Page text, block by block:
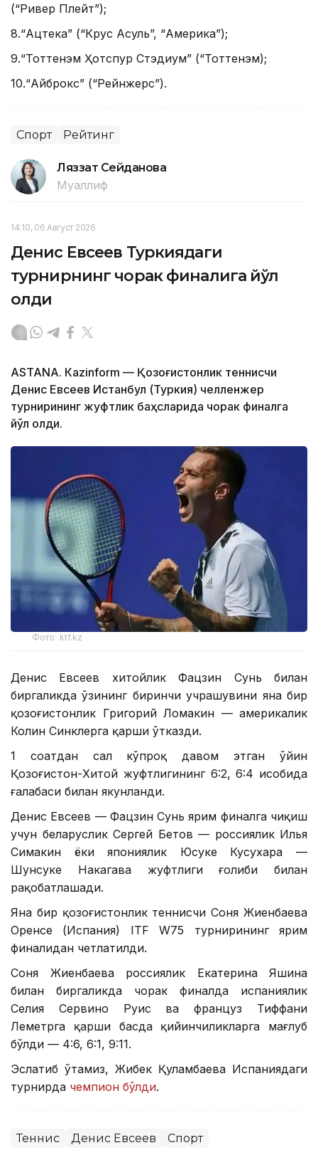
(“Ривер Плейт”);
8.“Ацтека” (“Крус Асуль”, “Америка”);
9.“Тоттенҳэм Ҳотспур Стэдиум” (“Тоттенҳэм);
10.“Айброкс” (“Рейнжерс”).
Спорт Рейтинг
Ляззат Сейданова
Муаллиф
14:10, 06 Август 2026
Денис Евсеев Туркиядаги
турнирнинг чорак финалига йўл
олди
ASTANА. Кazinform — Қозоғистонлик теннисчи
Денис Евсеев Истанбул (Туркия) челленжер
турнирининг жуфтлик баҳсларида чорак финалга
йўл олди.
Фото: ktf.kz
Денис Евсеев хитойлик Фацзин Сунь билан
биргаликда ўзининг биринчи учрашувини яна бир
қозоғистонлик Григорий Ломакин — америкалик
Колин Синклерга қарши ўтказди.
1 соатдан сал кўпроқ давом этган ўйин
Қозоғистон-Хитой жуфтлигининг 6:2, 6:4 ҳисобида
ғалабаси билан якунланди.
Денис Евсеев — Фацзин Сунь ярим финалга чиқиш
учун беларуслик Сергей Бетов — россиялик Илья
Симакин ёки япониялик Юсуке Кусухара —
Шунсуке Накагава жуфтлиги ғолиби билан
рақобатлашади.
Яна бир қозоғистонлик теннисчи Соня Жиенбаева
Оренсе (Испания) ITF W75 турнирининг ярим
финалидан четлатилди.
Соня Жиенбаева россиялик Екатерина Яшина
билан биргаликда чорак финалда испаниялик
Селия Сервино Руис ва француз Тиффани
Леметрга қарши баҳсда қийинчиликларга мағлуб
бўлди — 4:6, 6:1, 9:11.
Эслатиб ўтамиз, Жибек Қуламбаева Испаниядаги
турнирда чемпион бўлди.
Теннис Денис Евсеев Спорт